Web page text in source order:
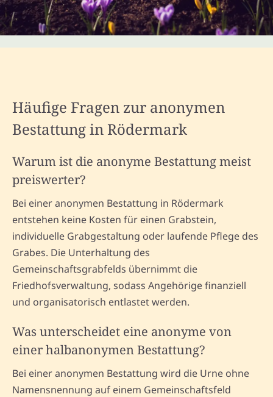
Häufige Fragen zur anonymen
Bestattung in Rödermark
Warum ist die anonyme Bestattung meist
preiswerter?
Bei einer anonymen Bestattung in Rödermark
entstehen keine Kosten für einen Grabstein,
individuelle Grabgestaltung oder laufende Pflege des
Grabes. Die Unterhaltung des
Gemeinschaftsgrabfelds übernimmt die
Friedhofsverwaltung, sodass Angehörige finanziell
und organisatorisch entlastet werden.
Was unterscheidet eine anonyme von
einer halbanonymen Bestattung?
Bei einer anonymen Bestattung wird die Urne ohne
Namensnennung auf einem Gemeinschaftsfeld